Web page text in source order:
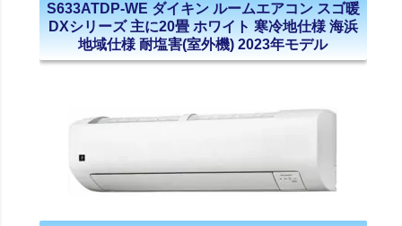
S633ATDP-WE ダイキン ルームエアコン スゴ暖
DXシリーズ 主に20畳 ホワイト 寒冷地仕様 海浜
地域仕様 耐塩害(室外機) 2023年モデル